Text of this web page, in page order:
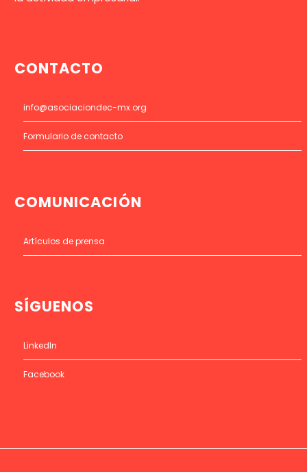
CONTACTO
info@asociaciondec-mx.org
Formulario de contacto
COMUNICACIÓN
Artículos de prensa
SÍGUENOS
LinkedIn
Facebook